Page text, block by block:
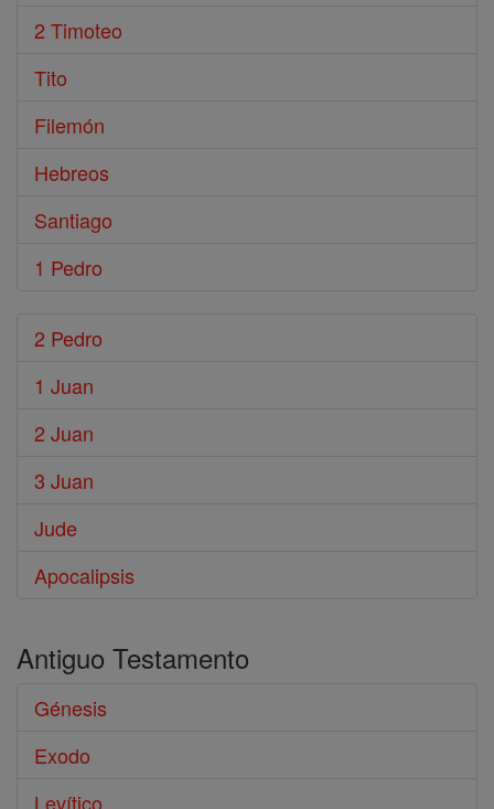
2 Timoteo
Tito
Filemón
Hebreos
Santiago
1 Pedro
2 Pedro
1 Juan
2 Juan
3 Juan
Jude
Apocalipsis
Antiguo Testamento
Génesis
Exodo
Levítico